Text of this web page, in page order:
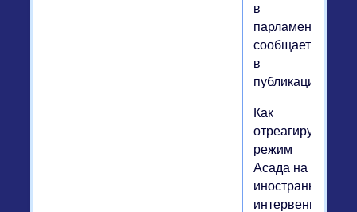
в
парламенте,
сообщается
в
публикации.
Как
отреагирует
режим
Асада на
иностранную
интервенцию?